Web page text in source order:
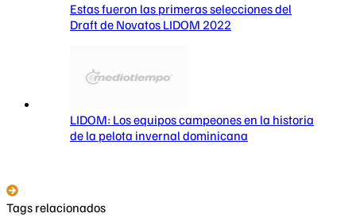
Estas fueron las primeras selecciones del
Draft de Novatos LIDOM 2022
LIDOM: Los equipos campeones en la historia
de la pelota invernal dominicana
Tags relacionados